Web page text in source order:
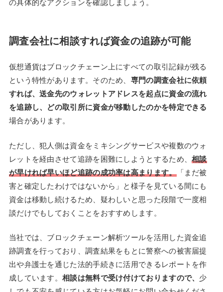
の具体的なアクションを確認しましょう。
調査会社に相談すれば資金の追跡が可能
仮想通貨はブロックチェーン上にすべての取引記録が残る
という特性があります。そのため、 専門の調査会社に依頼
すれば、送金先のウォレットアドレスを起点に資金の流れ
を追跡し、どの取引所に資金が移動したのかを特定できる
場合があります。
ただし、犯人側は資金をミキシングサービスや複数のウォ
レットを経由させて追跡を困難にしようとするため、相談
が早ければ早いほど追跡の成功率は高まります。「まだ被
害と確定したわけではないから」と様子を見ている間にも
資金は移動し続けるため、疑わしいと思った段階で一度相
談だけでもしておくことをおすすめします。
当社では、ブロックチェーン解析ツールを活用した資金追
跡調査を行っており、調査結果をもとに警察への被害届提
出や弁護士を通じた法的手続きに活用できるレポートを作
成しています。相談は無料で受け付けておりますので、 少